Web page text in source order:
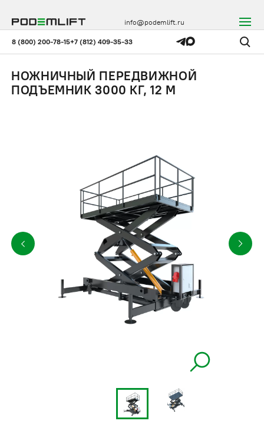
8 (800) 200-78-15+7 (812) 409-35-33
info@podemlift.ru
НОЖНИЧНЫЙ ПЕРЕДВИЖНОЙ
ПОДЪЕМНИК 3000 КГ, 12 М